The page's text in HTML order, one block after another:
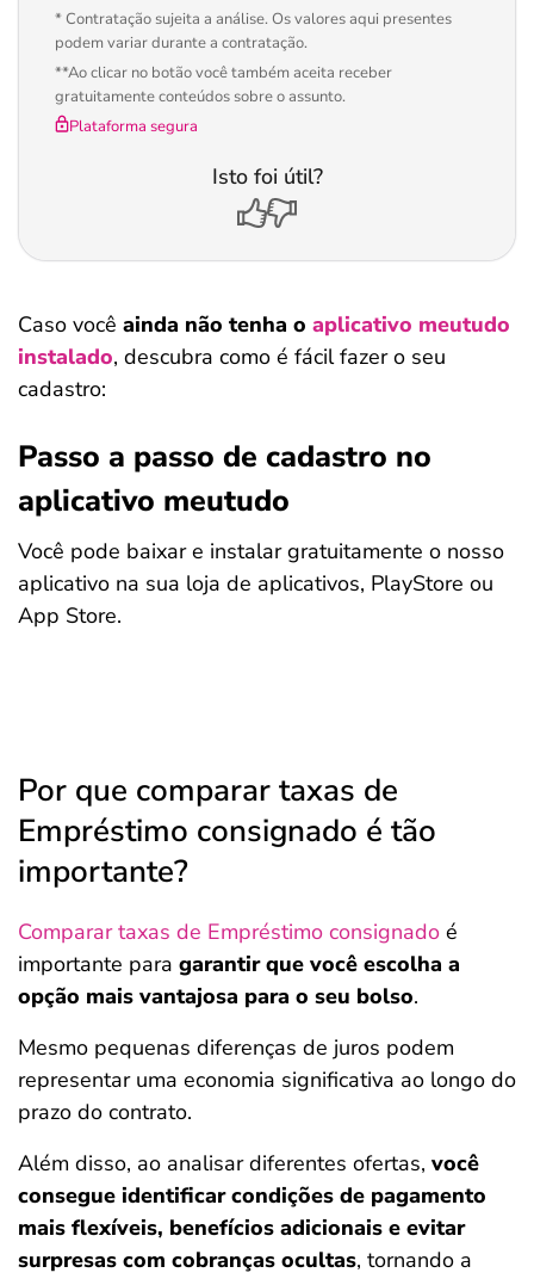
* Contratação sujeita a análise. Os valores aqui presentes
podem variar durante a contratação.
**Ao clicar no botão você também aceita receber
gratuitamente conteúdos sobre o assunto.
Plataforma segura
Isto foi útil?
Caso você ainda não tenha o aplicativo meutudo
instalado, descubra como é fácil fazer o seu
cadastro:
Passo a passo de cadastro no
aplicativo meutudo
Você pode baixar e instalar gratuitamente o nosso
aplicativo na sua loja de aplicativos, PlayStore ou
App Store.
Por que comparar taxas de
Empréstimo consignado é tão
importante?
Comparar taxas de Empréstimo consignado é
importante para garantir que você escolha a
opção mais vantajosa para o seu bolso.
Mesmo pequenas diferenças de juros podem
representar uma economia significativa ao longo do
prazo do contrato.
Além disso, ao analisar diferentes ofertas, você
consegue identificar condições de pagamento
mais flexíveis, benefícios adicionais e evitar
surpresas com cobranças ocultas, tornando a